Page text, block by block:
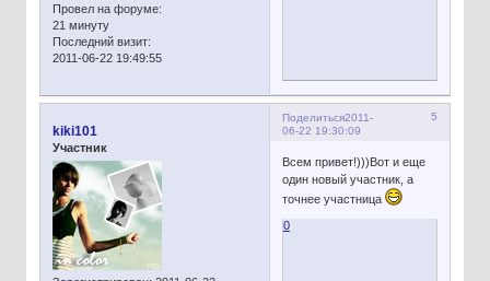
Провел на форуме:
21 минуту
Последний визит:
2011-06-22 19:49:55
Поделиться 5
2011-
06-22 19:30:09
kiki101
Участник
Всем привет!)))Вот и еще
один новый участник, а
точнее участница
0